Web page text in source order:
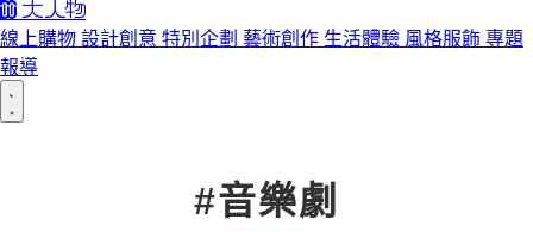
線上購物 設計創意 特別企劃 藝術創作 生活體驗 風格服飾 專題
報導
#音樂劇